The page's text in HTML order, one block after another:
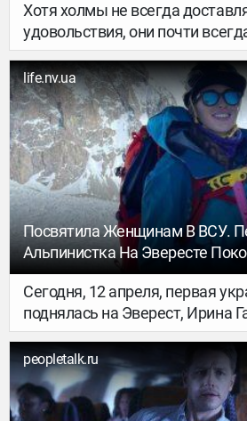
Хотя холмы не всегда
удовольствия, они почти
потрясающие живописные
Европе есть бесчисленное
сказочных городков на
life.nv.ua
Посвятила Женщинам В ВСУ.
Альпинистка На Эвересте
Самых Опасных Гор В Мире
Сегодня, 12 апреля, первая
поднялась на Эверест, Ирина
Анапурну (высота 8 091 метр)
опасных гор в мире.
peopletalk.ru